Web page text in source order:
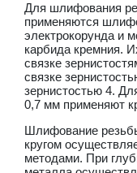
Для шлифования
применяются
электрокорунда и
карбида кремния.
связке
связке
зернистостью 4.
0,7 мм применяют
Шлифование
кругом
методами. При